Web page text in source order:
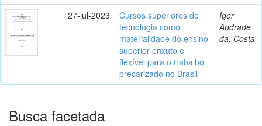
27-jul-2023
Cursos superiores de
tecnologia como
materialidade do ensino
superior enxuto e
flexível para o trabalho
precarizado no Brasil
Igor
Andrade
da, Costa
Busca facetada